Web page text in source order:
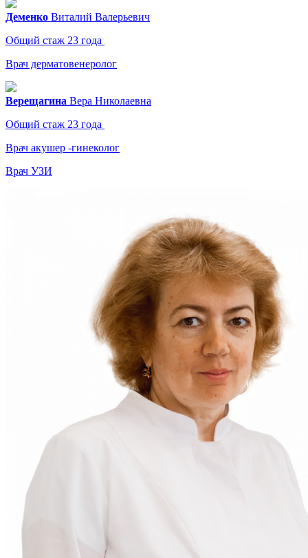
Деменко Виталий Валерьевич
Общий стаж 23 года
Врач дерматовенеролог
Верещагина Вера Николаевна
Общий стаж 23 года
Врач акушер -гинеколог
Врач УЗИ